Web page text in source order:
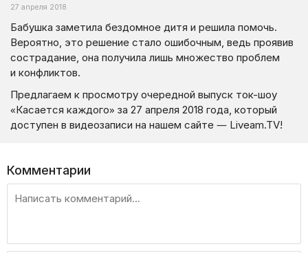
27 апреля 2018
Бабушка заметила бездомное дитя и решила помочь.
Вероятно, это решение стало ошибочным, ведь проявив
сострадание, она получила лишь множество проблем
и конфликтов.
Предлагаем к просмотру очередной выпуск ток-шоу
«Касается каждого» за 27 апреля 2018 года, который
доступен в видеозаписи на нашем сайте — Liveam.TV!
Комментарии